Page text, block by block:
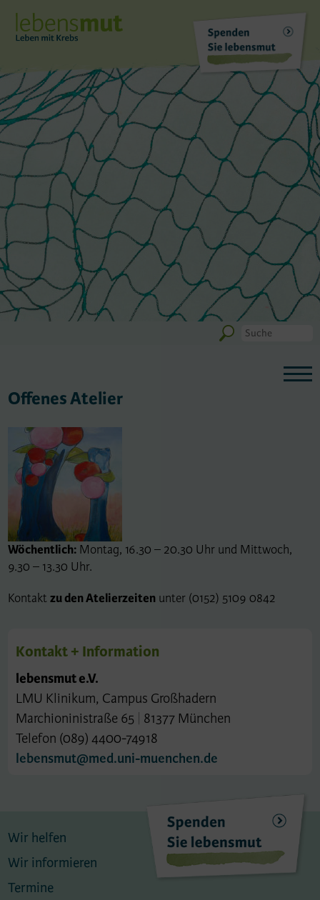
Offenes Atelier
Wöchentlich: Montag, 16.30 – 20.30 Uhr und Mittwoch,
9.30 – 13.30 Uhr.
Kontaktzu den Atelierzeiten unter (0152) 5109 0842
Kontakt + Information
lebensmut e.V.
LMU Klinikum, Campus Großhadern
Marchioninistraße 65 81377 München
Telefon (089) 4400-74918
lebensmut@med.uni-muenchen.de
Wir helfen
Wir informieren
Termine